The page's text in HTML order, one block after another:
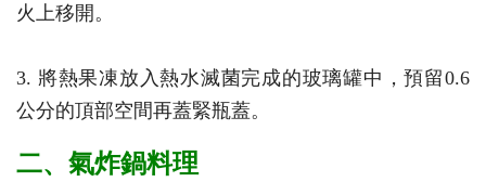
火上移開。
3. 將熱果凍放入熱水滅菌完成的玻璃罐中，預留0.6
公分的頂部空間再蓋緊瓶蓋。
二、氣炸鍋料理